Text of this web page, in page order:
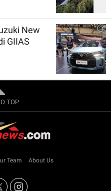
New
GIIAS
TOP
Team About Us